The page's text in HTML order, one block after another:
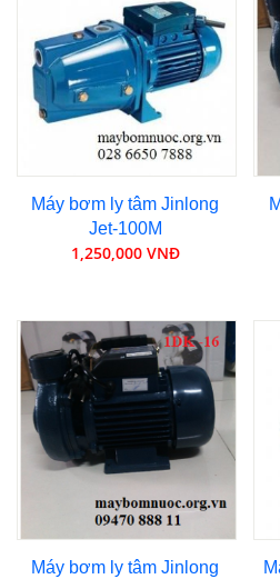
Máy bơm ly tâm Jinlong
Jet-100M
1,250,000 VNĐ
Máy bơm ly tâm Jinlong